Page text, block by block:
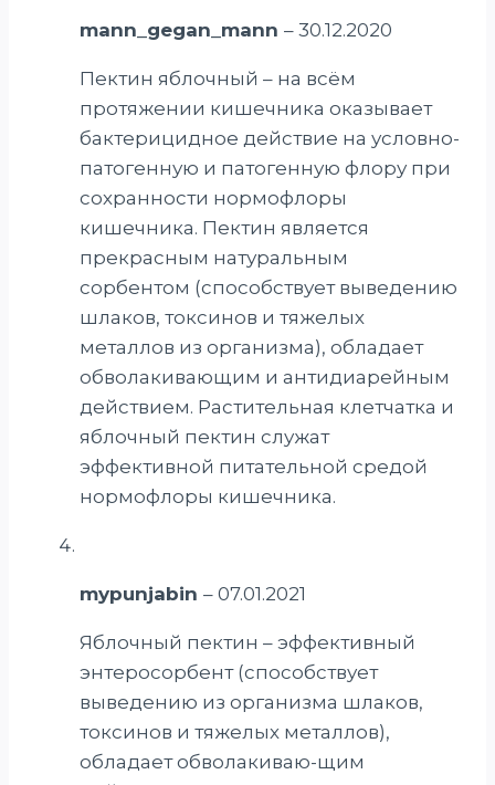
mann_gegan_mann – 30.12.2020
Пектин яблочный – на всём
протяжении кишечника оказывает
бактерицидное действие на условно-
патогенную и патогенную флору при
сохранности нормофлоры
кишечника. Пектин является
прекрасным натуральным
сорбентом (способствует выведению
шлаков, токсинов и тяжелых
металлов из организма), обладает
обволакивающим и антидиарейным
действием. Растительная клетчатка и
яблочный пектин служат
эффективной питательной средой
нормофлоры кишечника.
mypunjabin – 07.01.2021
Яблочный пектин – эффективный
энтеросорбент (способствует
выведению из организма шлаков,
токсинов и тяжелых металлов),
обладает обволакиваю-щим